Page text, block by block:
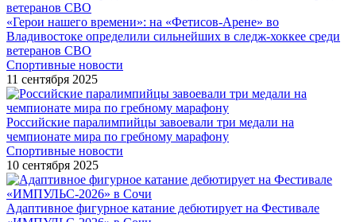
«Герои нашего времени»: на «Фетисов-Арене» во
Владивостоке определили сильнейших в следж-хоккее среди
ветеранов СВО
Спортивные новости
11 сентября 2025
Российские паралимпийцы завоевали три медали на
чемпионате мира по гребному марафону
Спортивные новости
10 сентября 2025
Адаптивное фигурное катание дебютирует на Фестивале